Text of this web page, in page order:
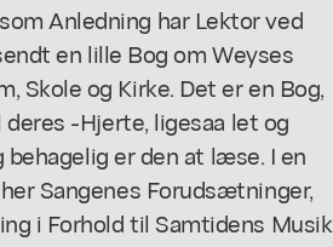
Anledning har Lektor ved
en lille Bog om Weyses
Skole og Kirke. Det er en Bog,
-Hjerte, ligesaa let og
er den at læse. I en
Sangenes Forudsætninger,
i Forhold til Samtidens Musik